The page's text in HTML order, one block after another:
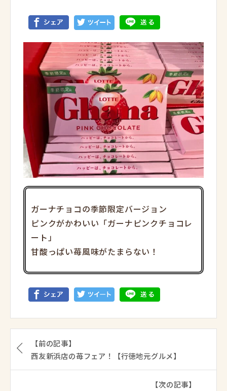
ガーナチョコの季節限定バージョン
ピンクがかわいい「ガーナピンクチョコレ
ート」
甘酸っぱい苺風味がたまらない！
【前の記事】
西友新浜店の苺フェア！【行徳地元グルメ】
【次の記事】